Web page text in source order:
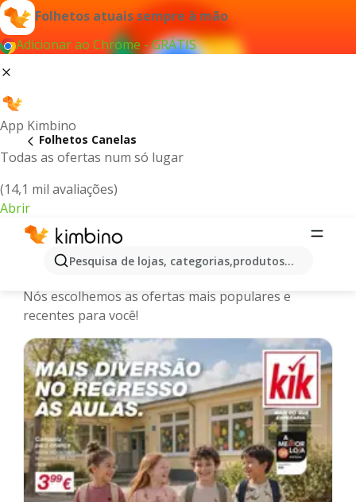
Folhetos atuais sempre à mão
Adicionar ao Chrome - GRÁTIS
App Kimbino
Todas as ofertas num só lugar
(14,1 mil avaliações)
Abrir
Pesquisa de lojas, categorias,produtos...
Folhetos Canelas
Canelas - Últimos folhetos, catálogos
Nós escolhemos as ofertas mais populares e
recentes para você!